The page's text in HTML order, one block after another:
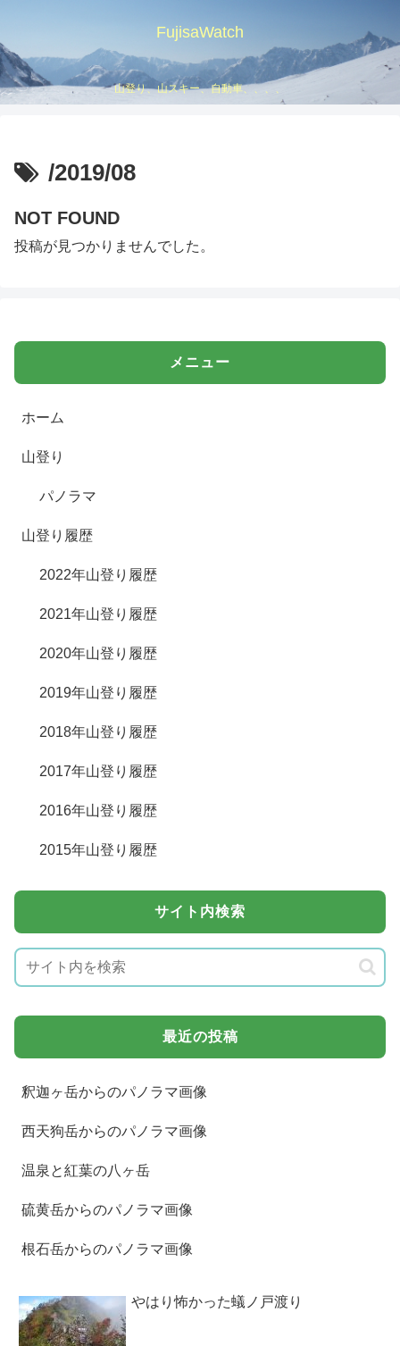
FujisaWatch
山登り、山スキー、自動車、、、、
/2019/08
NOT FOUND
投稿が見つかりませんでした。
メニュー
ホーム
山登り
パノラマ
山登り履歴
2022年山登り履歴
2021年山登り履歴
2020年山登り履歴
2019年山登り履歴
2018年山登り履歴
2017年山登り履歴
2016年山登り履歴
2015年山登り履歴
サイト内検索
最近の投稿
釈迦ヶ岳からのパノラマ画像
西天狗岳からのパノラマ画像
温泉と紅葉の八ヶ岳
硫黄岳からのパノラマ画像
根石岳からのパノラマ画像
やはり怖かった蟻ノ戸渡り